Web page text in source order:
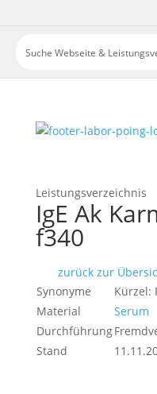
Leistungsverzeichnis
IgE Ak
f340
zurück zur
Synonyme
Kürzel:
Material
Serum
Durchführung
Stand